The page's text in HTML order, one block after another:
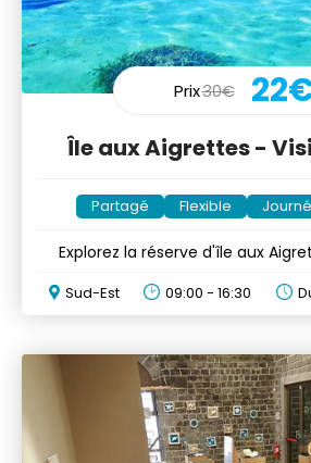
Prix30€
Île aux Aigrettes -
Partagé Flexible
Explorez la réserve d'île aux
Sud-Est 09:00 - 16:30